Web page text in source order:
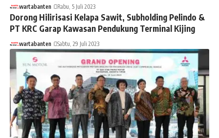
wartabanten Rabu, 5 Juli 2023
Dorong Hilirisasi Kelapa Sawit, Subholding Pelindo &
PT KRC Garap Kawasan Pendukung Terminal Kijing
wartabanten Sabtu, 29 Juli 2023